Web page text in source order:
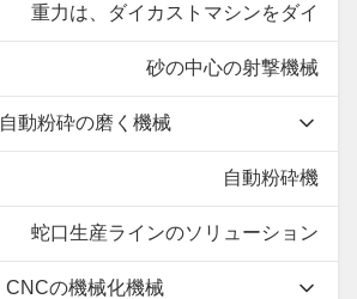
重力は、ダイカストマシンをダイ
砂の中心の射撃機械
自動粉砕の磨く機械
自動粉砕機
蛇口生産ラインのソリューション
CNCの機械化機械